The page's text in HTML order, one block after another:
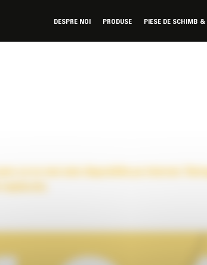
DESPRE NOI PRODUSE PIESE DE SCHIMB &